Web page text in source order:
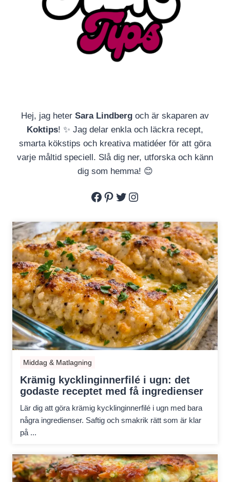
Hej, jag heter Sara Lindberg och är skaparen av
Koktips! ✨ Jag delar enkla och läckra recept,
smarta kökstips och kreativa matidéer för att göra
varje måltid speciell. Slå dig ner, utforska och känn
dig som hemma! 😊
Facebook
Pinterest
Twitter
Instagram
Middag & Matlagning
Krämig kycklinginnerfilé i ugn: det
godaste receptet med få ingredienser
Lär dig att göra krämig kycklinginnerfilé i ugn med bara
några ingredienser. Saftig och smakrik rätt som är klar
på ...